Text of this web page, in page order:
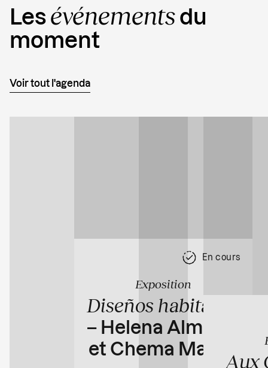
Les événements du
moment
Voir tout l'agenda
En cours
Exposition
Diseños habitados
– Helena Almeida
et Chema MadozAux